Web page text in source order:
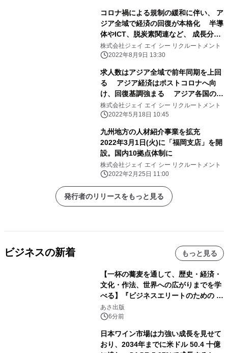
コロナ禍による規制の緩和に伴い、 ア
ジア全域で経済の回復が本格化 半導
体やICT、脱炭素関連など、 成長分野
の転職マーケットは売り手市場に ア
ジア各国のホワイトカラー人材紹介市
株式会社ジェイ エイ シー リクルートメント
2022年8月9日 13:30
求人数はアジア全域で前年同期を上回
る アジア経済はポストコロナへ向
け、回復基調強まる アジア各国のホ
ワイトカラー人材紹介市場の動向
2022年1月～3月
株式会社ジェイ エイ シー リクルートメント
2022年5月18日 10:45
九州地方の人材紹介事業を拡充
2022年3月1日(火)に「福岡支店」を開
設。国内10拠点体制に
株式会社ジェイ エイ シー リクルートメント
2022年2月25日 11:00
発行者のリリースをもっと見る
ビジネスの新着 もっと見る
【一杯の蕎麦を通して、歴史・経済・
文化・作法、世界への広がりまでを学
べる】『ビジネスエリートのための 教
養としての蕎麦』2026年8月25日
（火）発売
あさ出版
6分前
日本ワイン市場は力強い成長を見せて
おり、2034年までに米ドル 50.4 十億